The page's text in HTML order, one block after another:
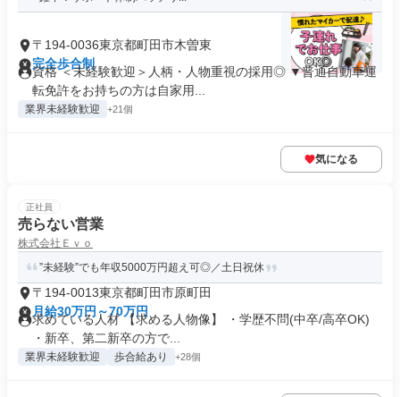
〒194-0036東京都町田市木曽東
完全歩合制
資格 ＜未経験歓迎＞人柄・人物重視の採用◎ ▼普通自動車運
転免許をお持ちの方は自家用...
業界未経験歓迎 +21個
気になる
正社員
売らない営業
株式会社Ｅｖｏ
”未経験”でも年収5000万円超え可◎／土日祝休
〒194-0013東京都町田市原町田
月給30万円～70万円
求めている人材 【求める人物像】 ・学歴不問(中卒/高卒OK)
・新卒、第二新卒の方で...
業界未経験歓迎 歩合給あり +28個